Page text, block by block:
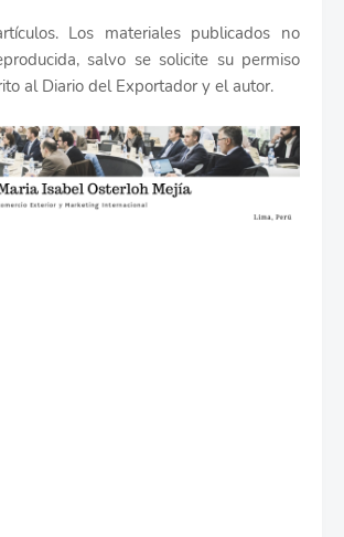
Los materiales publicados no
salvo se solicite su permiso
al Diario del Exportador y el autor.